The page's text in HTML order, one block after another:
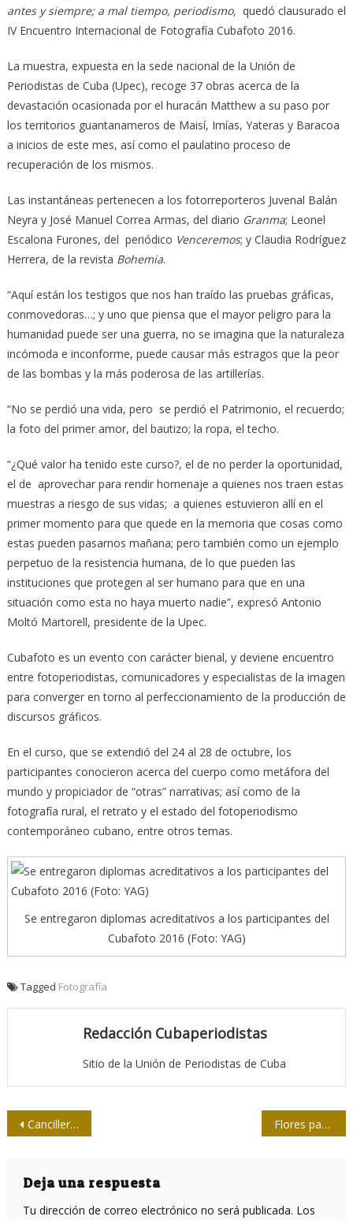
antes y siempre; a mal tiempo, periodismo, quedó clausurado el
IV Encuentro Internacional de Fotografía Cubafoto 2016.
La muestra, expuesta en la sede nacional de la Unión de
Periodistas de Cuba (Upec), recoge 37 obras acerca de la
devastación ocasionada por el huracán Matthew a su paso por
los territorios guantanameros de Maisí, Imías, Yateras y Baracoa
a inicios de este mes, así como el paulatino proceso de
recuperación de los mismos.
Las instantáneas pertenecen a los fotorreporteros Juvenal Balán
Neyra y José Manuel Correa Armas, del diario Granma; Leonel
Escalona Furones, del periódico Venceremos; y Claudia Rodríguez
Herrera, de la revista Bohemia.
“Aquí están los testigos que nos han traído las pruebas gráficas,
conmovedoras…; y uno que piensa que el mayor peligro para la
humanidad puede ser una guerra, no se imagina que la naturaleza
incómoda e inconforme, puede causar más estragos que la peor
de las bombas y la más poderosa de las artillerías.
“No se perdió una vida, pero se perdió el Patrimonio, el recuerdo;
la foto del primer amor, del bautizo; la ropa, el techo.
“¿Qué valor ha tenido este curso?, el de no perder la oportunidad,
el de aprovechar para rendir homenaje a quienes nos traen estas
muestras a riesgo de sus vidas; a quienes estuvieron allí en el
primer momento para que quede en la memoria que cosas como
estas pueden pasarnos mañana; pero también como un ejemplo
perpetuo de la resistencia humana, de lo que pueden las
instituciones que protegen al ser humano para que en una
situación como esta no haya muerto nadie”, expresó Antonio
Moltó Martorell, presidente de la Upec.
Cubafoto es un evento con carácter bienal, y deviene encuentro
entre fotoperiodistas, comunicadores y especialistas de la imagen
para converger en torno al perfeccionamiento de la producción de
discursos gráficos.
En el curso, que se extendió del 24 al 28 de octubre, los
participantes conocieron acerca del cuerpo como metáfora del
mundo y propiciador de “otras” narrativas; así como de la
fotografía rural, el retrato y el estado del fotoperiodismo
contemporáneo cubano, entre otros temas.
Se entregaron diplomas acreditativos a los participantes del
Cubafoto 2016 (Foto: YAG)
Tagged Fotografía
Redacción Cubaperiodistas
Sitio de la Unión de Periodistas de Cuba
Navegación
entradas
Canciller cubano en XXV Cumbre Iberoamericana Flores para Camilo
Deja una respuesta
Tu dirección de correo electrónico no será publicada. Los